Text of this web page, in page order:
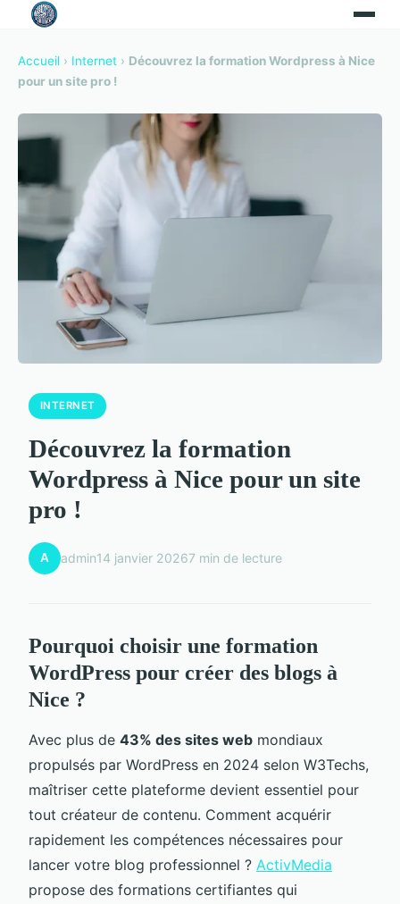
Accueil › Internet › Découvrez la formation Wordpress à Nice
pour un site pro !
INTERNET
Découvrez la formation
Wordpress à Nice pour un site
pro !
A admin14 janvier 20267 min de lecture
Pourquoi choisir une formation
WordPress pour créer des blogs à
Nice ?
Avec plus de 43% des sites web mondiaux
propulsés par WordPress en 2024 selon W3Techs,
maîtriser cette plateforme devient essentiel pour
tout créateur de contenu. Comment acquérir
rapidement les compétences nécessaires pour
lancer votre blog professionnel ? ActivMedia
propose des formations certifiantes qui